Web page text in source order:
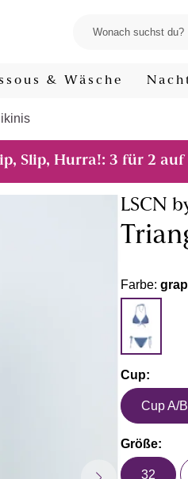
& Wäsche
Slip, Hurra!: 3 für 2 auf
LSCN
Farbe:
Cup:
Cup A/B
Größe:
32